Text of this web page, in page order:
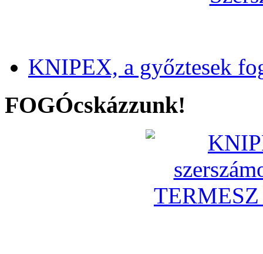
KNIPEX, a győztesek
FOGÓcskázzunk!